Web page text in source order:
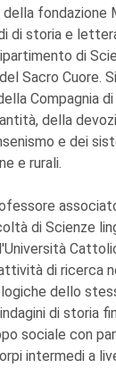
della fondazione
di storia e
di
Sacro Cuore.
Compagnia di
della
e dei
e rurali.
di Scienze
di ricerca
dello
di storia
sociale con
intermedi a